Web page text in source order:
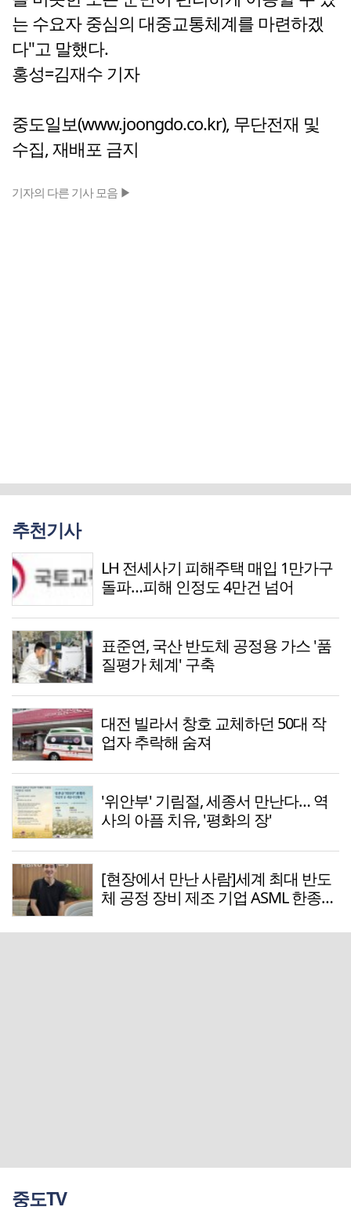
는 수요자 중심의 대중교통체계를 마련하겠
다"고 말했다.
홍성=김재수 기자
중도일보(www.joongdo.co.kr), 무단전재 및
수집, 재배포 금지
기자의 다른 기사 모음 ▶
추천기사
LH 전세사기 피해주택 매입 1만가구
돌파…피해 인정도 4만건 넘어
표준연, 국산 반도체 공정용 가스 '품
질평가 체계' 구축
대전 빌라서 창호 교체하던 50대 작
업자 추락해 숨져
'위안부' 기림절, 세종서 만난다… 역
사의 아픔 치유, '평화의 장'
[현장에서 만난 사람]세계 최대 반도
체 공정 장비 제조 기업 ASML 한종호
중도TV